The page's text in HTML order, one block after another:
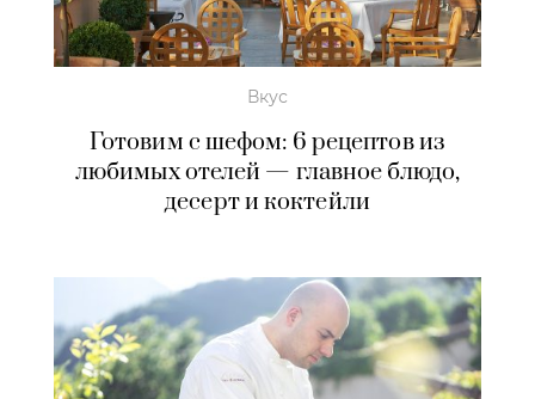
Вкус
Готовим с шефом: 6 рецептов из
любимых отелей — главное блюдо,
десерт и коктейли